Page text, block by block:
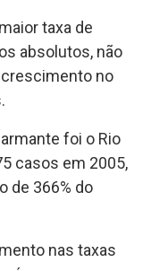
taxa de
absolutos, não
no
foi o Rio
casos em 2005,
de 366% do
nas taxas